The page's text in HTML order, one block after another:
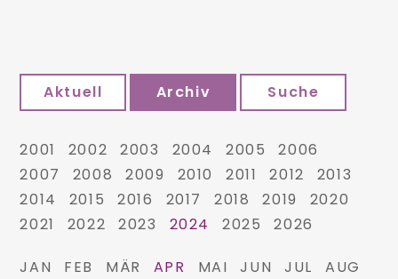
Aktuell Archiv Suche
2001 2002 2003 2004 2005
2006
2007
2008 2009 2010 2011 2012
2013
2014
2015 2016 2017 2018 2019
2020
2021
2022 2023 2024 2025 2026
JAN FEB MÄR APR MAI JUN JUL
AUG